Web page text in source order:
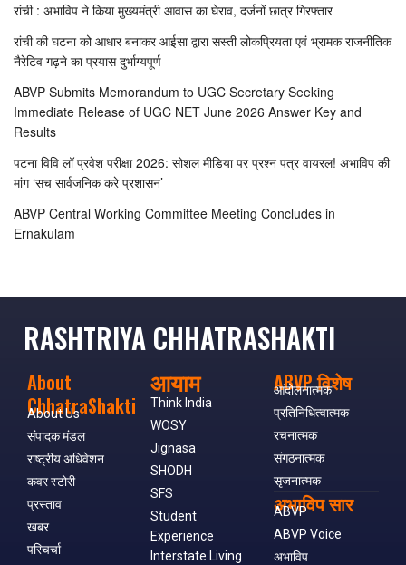
रांची : अभाविप ने किया मुख्यमंत्री आवास का घेराव, दर्जनों छात्र गिरफ्तार
रांची की घटना को आधार बनाकर आईसा द्वारा सस्ती लोकप्रियता एवं भ्रामक राजनीतिक
नैरेटिव गढ़ने का प्रयास दुर्भाग्यपूर्ण
ABVP Submits Memorandum to UGC Secretary Seeking
Immediate Release of UGC NET June 2026 Answer Key and
Results
पटना विवि लॉ प्रवेश परीक्षा 2026: सोशल मीडिया पर प्रश्न पत्र वायरल! अभाविप की
मांग ‘सच सार्वजनिक करे प्रशासन’
ABVP Central Working Committee Meeting Concludes in
Ernakulam
RASHTRIYA CHHATRASHAKTI
About
ChhatraShakti
About Us
संपादक मंडल
राष्ट्रीय अधिवेशन
कवर स्टोरी
प्रस्ताव
खबर
परिचर्चा
आयाम
Think India
WOSY
Jignasa
SHODH
SFS
Student
Experience
Interstate Living
ABVP विशेष
आंदोलनात्मक
प्रतिनिधित्वात्मक
रचनात्मक
संगठनात्मक
सृजनात्मक
अभाविप सार
ABVP
ABVP Voice
अभाविप